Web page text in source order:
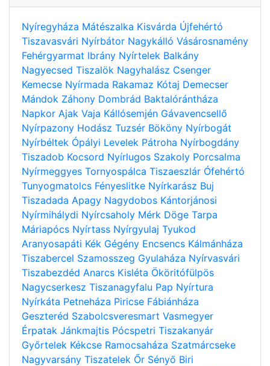
Nyíregyháza Mátészalka Kisvárda Újfehértó
Tiszavasvári Nyírbátor Nagykálló Vásárosnamény
Fehérgyarmat Ibrány Nyírtelek Balkány
Nagyecsed Tiszalök Nagyhalász Csenger
Kemecse Nyírmada Rakamaz Kótaj Demecser
Mándok Záhony Dombrád Baktalórántháza
Napkor Ajak Vaja Kállósemjén Gávavencsellő
Nyírpazony Hodász Tuzsér Bököny Nyírbogát
Nyírbéltek Ópályi Levelek Pátroha Nyírbogdány
Tiszadob Kocsord Nyírlugos Szakoly Porcsalma
Nyírmeggyes Tornyospálca Tiszaeszlár Ófehértó
Tunyogmatolcs Fényeslitke Nyírkarász Buj
Tiszadada Apagy Nagydobos Kántorjánosi
Nyírmihálydi Nyírcsaholy Mérk Döge Tarpa
Máriapócs Nyírtass Nyírgyulaj Tyukod
Aranyosapáti Kék Gégény Encsencs Kálmánháza
Tiszabercel Szamosszeg Gyulaháza Nyírvasvári
Tiszabezdéd Anarcs Kisléta Ököritófülpös
Nagycserkesz Tiszanagyfalu Pap Nyírtura
Nyírkáta Petneháza Piricse Fábiánháza
Geszteréd Szabolcsveresmart Vasmegyer
Érpatak Jánkmajtis Pócspetri Tiszakanyár
Győrtelek Kékcse Ramocsaháza Szatmárcseke
Nagyvarsány Tiszatelek Őr Sényő Biri